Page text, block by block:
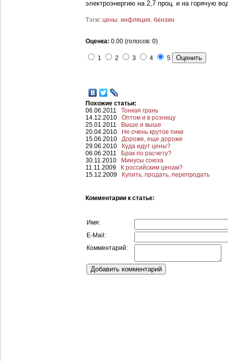
электроэнергию на 2,7 проц. и на горячую
Тэги: цены, инфляция, бензин
Оценка: 0.00 (голосов: 0)
1 2 3 4 5
Похожие статьи:
06.06.2011 Тонкая грань
14.12.2010 Оптом и в розницу
25.01.2011
Выше и выше
20.04.2010
Не очень крутое пике
15.06.2010 Дороже, еще дороже
29.06.2010
Куда идут цены?
06.06.2011
Брак по расчету?
30.11.2010
Минусы союза
11.11.2009
К российским ценам?
15.12.2009
Купить, продать, перепродать
Комментарии к статье:
Имя:
E-Mail:
Комментарий: